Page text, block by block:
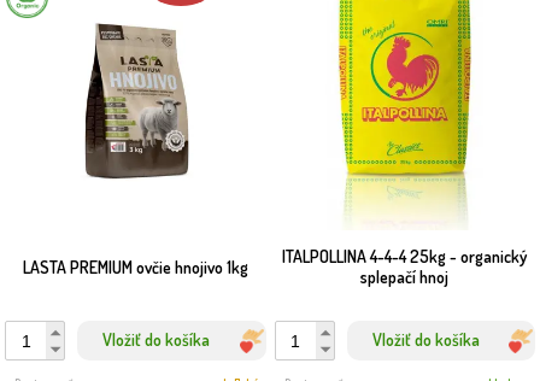
LASTA PREMIUM ovčie hnojivo 1kg
Vložiť do košíka
ITALPOLLINA 4-4-4 25kg - organický
splepačí hnoj
Vložiť do košíka